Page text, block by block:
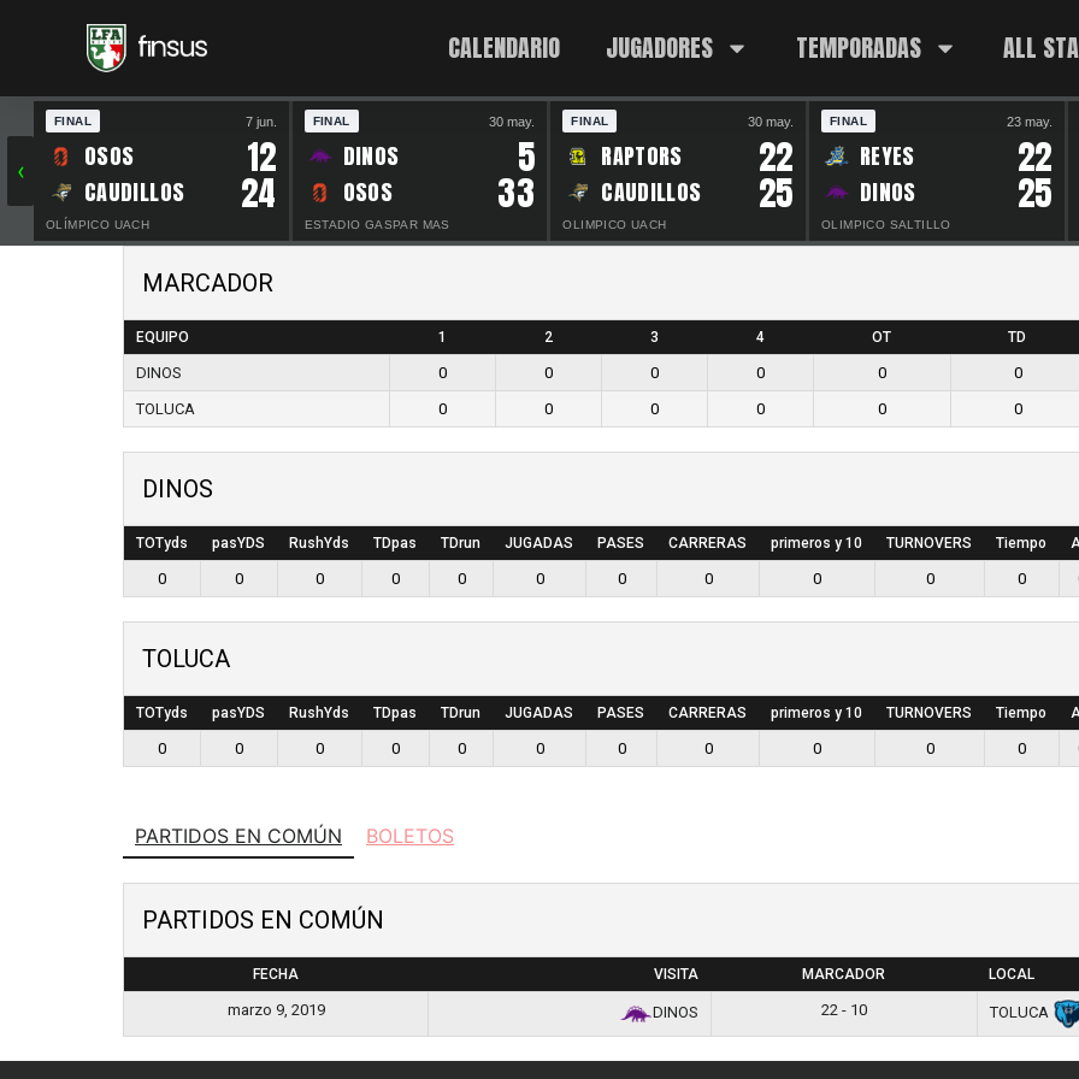
CALENDARIO JUGADORES TEMPORADAS ALL
‹
FINAL 7 jun.
OSOS 12
CAUDILLOS 24
OLÍMPICO UACH
FINAL 30 may.
DINOS 5
OSOS 33
ESTADIO GASPAR MAS
FINAL 30 may.
RAPTORS 22
CAUDILLOS 25
OLIMPICO UACH
FINAL 23 may.
REYES 22
DINOS 25
OLIMPICO SALTILLO
MARCADOR
EQUIPO 1 2 3 4 OT TD
DINOS 0 0 0 0 0 0
TOLUCA
0 0 0 0 0 0
DINOS
TOTyds pasYDS RushYds TDpas TDrun JUGADAS PASES CARRERAS primeros y 10 TURNOVERS Tiempo
0 0 0 0 0 0 0 0 0 0 0
TOLUCA
TOTyds pasYDS RushYds TDpas TDrun JUGADAS PASES CARRERAS primeros y 10 TURNOVERS Tiempo
0 0 0 0 0 0 0 0 0 0 0
PARTIDOS EN COMÚN BOLETOS
PARTIDOS EN COMÚN
FECHA VISITA MARCADOR LOCAL
marzo 9, 2019 DINOS 22 - 10 TOLUCA